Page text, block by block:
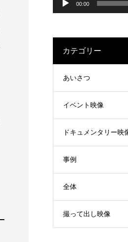
ー
00:00
カテゴリー
あいさつ
イベント映像
ドキュメンタリー映
事例
全体
撮って出し映像